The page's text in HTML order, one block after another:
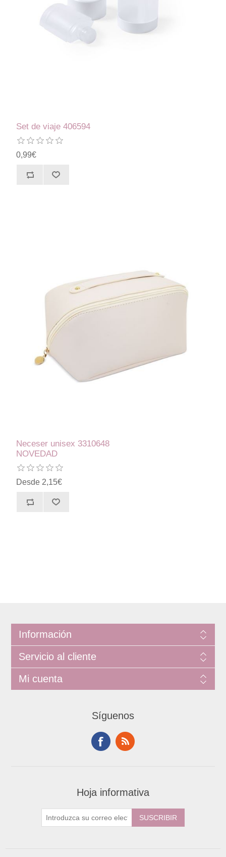
Set de viaje 406594
0,99€
Neceser unisex 3310648
NOVEDAD
Desde 2,15€
Información
Servicio al cliente
Mi cuenta
Síguenos
Hoja informativa